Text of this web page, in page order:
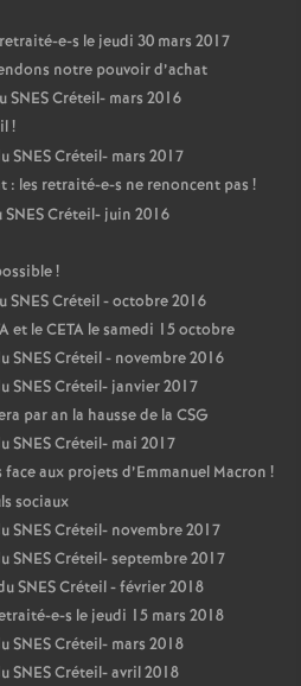
e-s le jeudi 30 mars 2017
notre pouvoir d’achat
SNESCréteil- mars 2016
!
SNESCréteil- mars 2017
: les retraité-e-s ne renoncent pas !
SNESCréteil- juin 2016
!
SNESCréteil - octobre 2016
et leCETA le samedi 15 octobre
SNESCréteil - novembre 2016
SNESCréteil- janvier 2017
par an la hausse de la CSG
SNESCréteil- mai 2017
aux projets d’Emmanuel Macron !
sociaux
SNESCréteil- novembre 2017
SNESCréteil- septembre 2017
SNESCréteil - février 2018
e-s le jeudi 15 mars 2018
SNESCréteil- mars 2018
SNESCréteil- avril 2018